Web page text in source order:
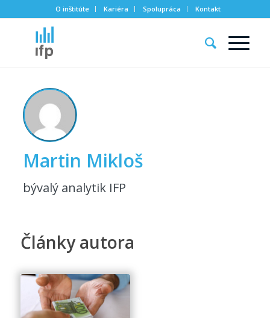
O inštitúte Kariéra Spolupráca Kontakt
Martin Mikloš
bývalý analytik IFP
Články autora